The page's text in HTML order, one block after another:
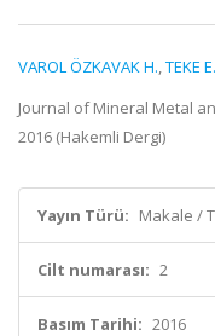
VAROL ÖZKAVAK H.,TEKE E.
Journal of Mineral Metal
2016 (Hakemli Dergi)
Yayın Türü: Makale /
Cilt numarası: 2
Basım Tarihi: 2016